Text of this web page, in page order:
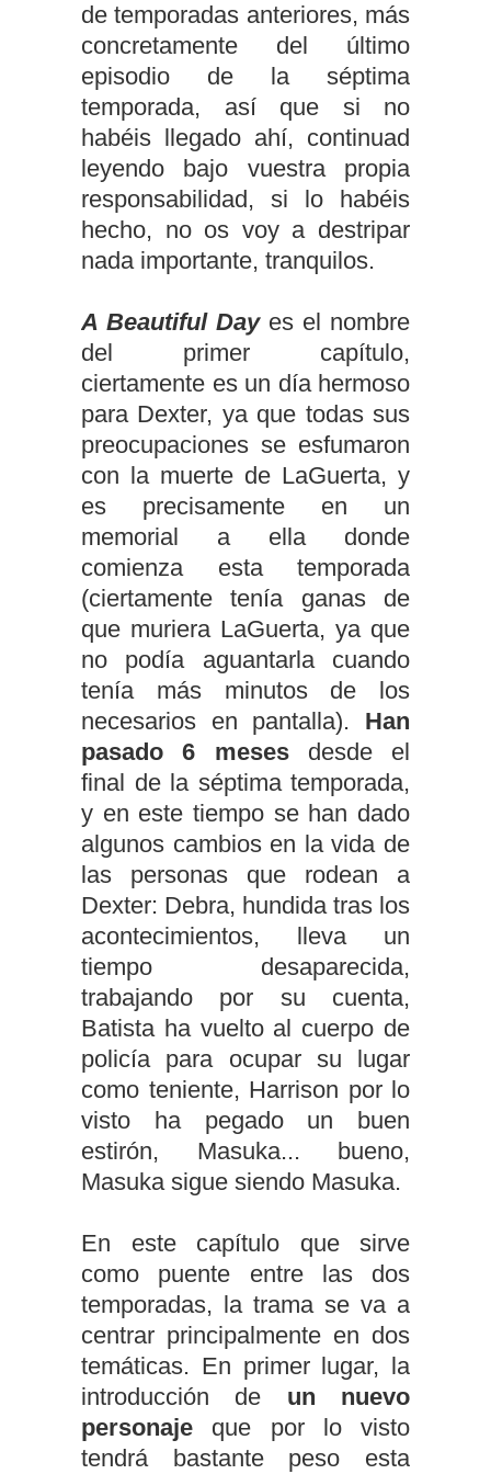
de temporadas anteriores, más
concretamente del último
episodio de la séptima
temporada, así que si no
habéis llegado ahí, continuad
leyendo bajo vuestra propia
responsabilidad, si lo habéis
hecho, no os voy a destripar
nada importante, tranquilos.
A Beautiful Dayes el nombre
del primer capítulo,
ciertamente es un día hermoso
para Dexter, ya que todas sus
preocupaciones se esfumaron
con la muerte de LaGuerta, y
es precisamente en un
memorial a ella donde
comienza esta temporada
(ciertamente tenía ganas de
que muriera LaGuerta, ya que
no podía aguantarla cuando
tenía más minutos de los
necesarios en pantalla). Han
pasado 6 mesesdesde el
final de la séptima temporada,
y en este tiempo se han dado
algunos cambios en la vida de
las personas que rodean a
Dexter: Debra, hundida tras los
acontecimientos, lleva un
tiempo desaparecida,
trabajando por su cuenta,
Batista ha vuelto al cuerpo de
policía para ocupar su lugar
como teniente, Harrison por lo
visto ha pegado un buen
estirón, Masuka... bueno,
Masuka sigue siendo Masuka.
En este capítulo que sirve
como puente entre las dos
temporadas, la trama se va a
centrar principalmente en dos
temáticas. En primer lugar, la
introducción de un nuevo
personaje que por lo visto
tendrá bastante peso esta